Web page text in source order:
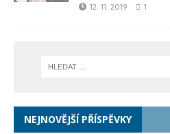
12. 11. 2019 1
NEJNOVĚJŠÍ PŘÍSPĚVKY